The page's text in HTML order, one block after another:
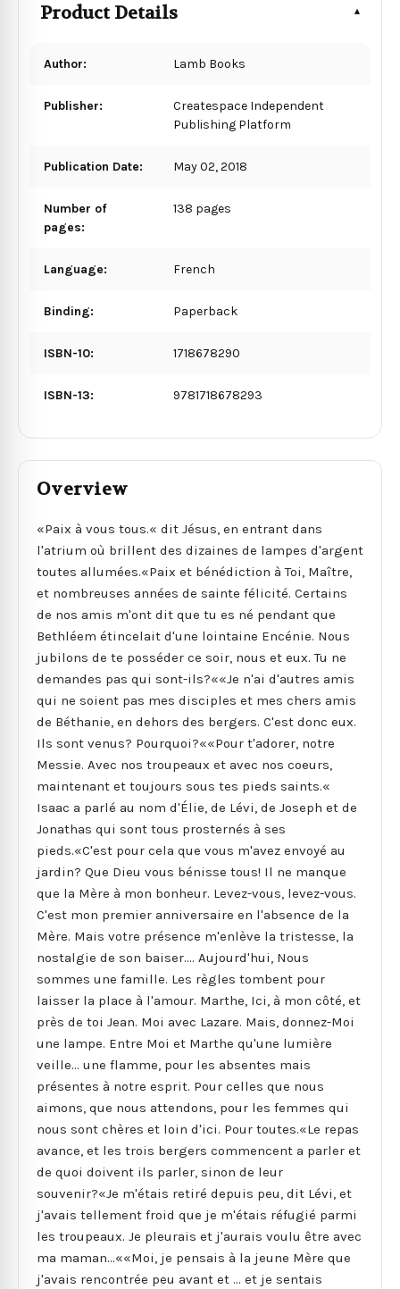
Product Details
Author: Lamb Books
Publisher:
Createspace Independent
Publishing Platform
Publication Date: May 02, 2018
Number of
pages:
138 pages
Language: French
Binding: Paperback
ISBN-10: 1718678290
ISBN-13: 9781718678293
Overview
«Paix à vous tous.« dit Jésus, en entrant dans
l'atrium où brillent des dizaines de lampes d'argent
toutes allumées.«Paix et bénédiction à Toi, Maître,
et nombreuses années de sainte félicité. Certains
de nos amis m'ont dit que tu es né pendant que
Bethléem étincelait d'une lointaine Encénie. Nous
jubilons de te posséder ce soir, nous et eux. Tu ne
demandes pas qui sont-ils?««Je n'ai d'autres amis
qui ne soient pas mes disciples et mes chers amis
de Béthanie, en dehors des bergers. C'est donc eux.
Ils sont venus? Pourquoi?««Pour t'adorer, notre
Messie. Avec nos troupeaux et avec nos coeurs,
maintenant et toujours sous tes pieds saints.«
Isaac a parlé au nom d'Élie, de Lévi, de Joseph et de
Jonathas qui sont tous prosternés à ses
pieds.«C'est pour cela que vous m'avez envoyé au
jardin? Que Dieu vous bénisse tous! Il ne manque
que la Mère à mon bonheur. Levez-vous, levez-vous.
C'est mon premier anniversaire en l'absence de la
Mère. Mais votre présence m'enlève la tristesse, la
nostalgie de son baiser.... Aujourd'hui, Nous
sommes une famille. Les règles tombent pour
laisser la place à l'amour. Marthe, Ici, à mon côté, et
près de toi Jean. Moi avec Lazare. Mais, donnez-Moi
une lampe. Entre Moi et Marthe qu'une lumière
veille... une flamme, pour les absentes mais
présentes à notre esprit. Pour celles que nous
aimons, que nous attendons, pour les femmes qui
nous sont chères et loin d'ici. Pour toutes.«Le repas
avance, et les trois bergers commencent a parler et
de quoi doivent ils parler, sinon de leur
souvenir?«Je m'étais retiré depuis peu, dit Lévi, et
j'avais tellement froid que je m'étais réfugié parmi
les troupeaux. Je pleurais et j'aurais voulu être avec
ma maman...««Moi, je pensais à la jeune Mère que
j'avais rencontrée peu avant et ... et je sentais